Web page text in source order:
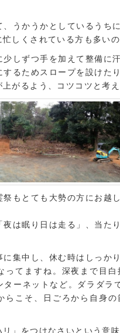
、うかうかとしているうち
しくされている方も多い
しずつ手を加えて整備に
るためスロープを設けた
がるよう、コツコツと考
もとても大勢の方にお越
は眠り日は走る」、当た
集中し、休む時はしっか
ってますね。深夜まで目
ターネットなど。ダラダ
らこそ、日ごろから自身
」をつけなさいという意味